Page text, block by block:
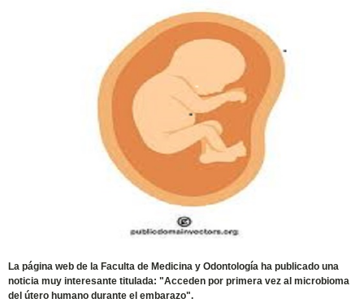
La página web de la Faculta de Medicina y Odontología ha publicado una
noticia muy interesante titulada: "Acceden por primera vez al microbioma
del útero humano durante el embarazo".